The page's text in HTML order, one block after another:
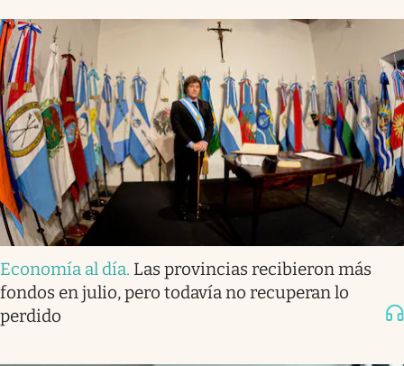
Economía al día. Las provincias recibieron más
fondos en julio, pero todavía no recuperan lo
perdido